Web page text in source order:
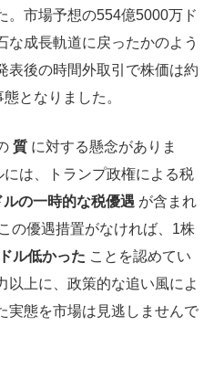
。市場予想の554億5000万ド
な成長軌道に戻ったかのよう
表後の時間外取引で株価は約
となりました。
質 に対する懸念がありま
は、トランプ政権による税
の一時的な税優遇 が含まれ
の優遇措置がなければ、1株
ル低かった ことを認めてい
以上に、政策的な追い風によ
実態を市場は見逃しませんで